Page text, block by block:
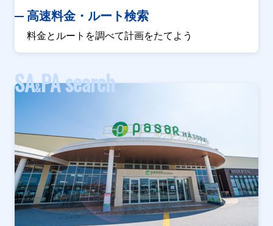
高速料金・ルート検索
料金とルートを調べて計画をたてよう
SA&PA search